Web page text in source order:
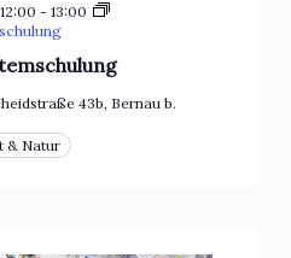
-13:00
43b, Bernau b.
& Natur